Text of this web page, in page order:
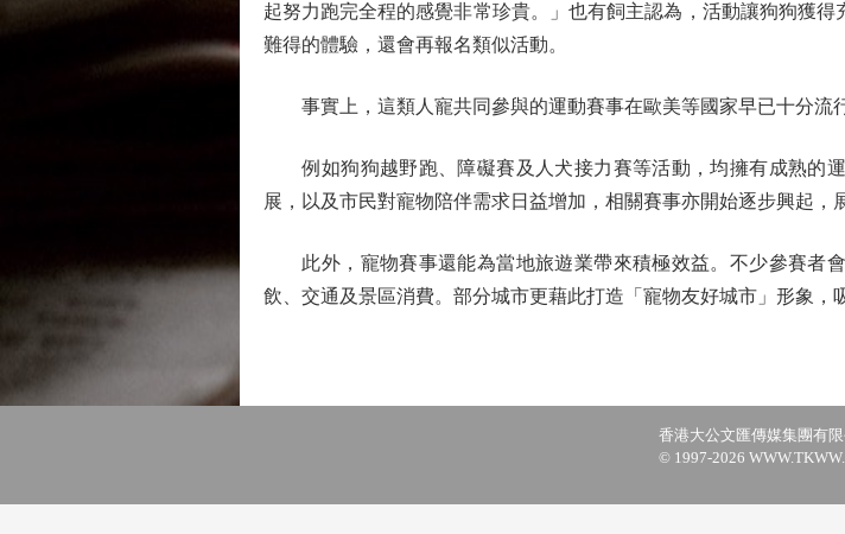
起努力跑完全程的感覺非常珍貴。」也有飼主認為，活動讓狗狗獲
難得的體驗，還會再報名類似活動。
事實上，這類人寵共同參與的運動賽事在歐美等國家早已十分流行
例如狗狗越野跑、障礙賽及人犬接力賽等活動，均擁有成熟的
展，以及市民對寵物陪伴需求日益增加，相關賽事亦開始逐步興起，
此外，寵物賽事還能為當地旅遊業帶來積極效益。不少參賽者
飲、交通及景區消費。部分城市更藉此打造「寵物友好城市」形象，
香港大公文匯傳媒集團有
© 1997-2026